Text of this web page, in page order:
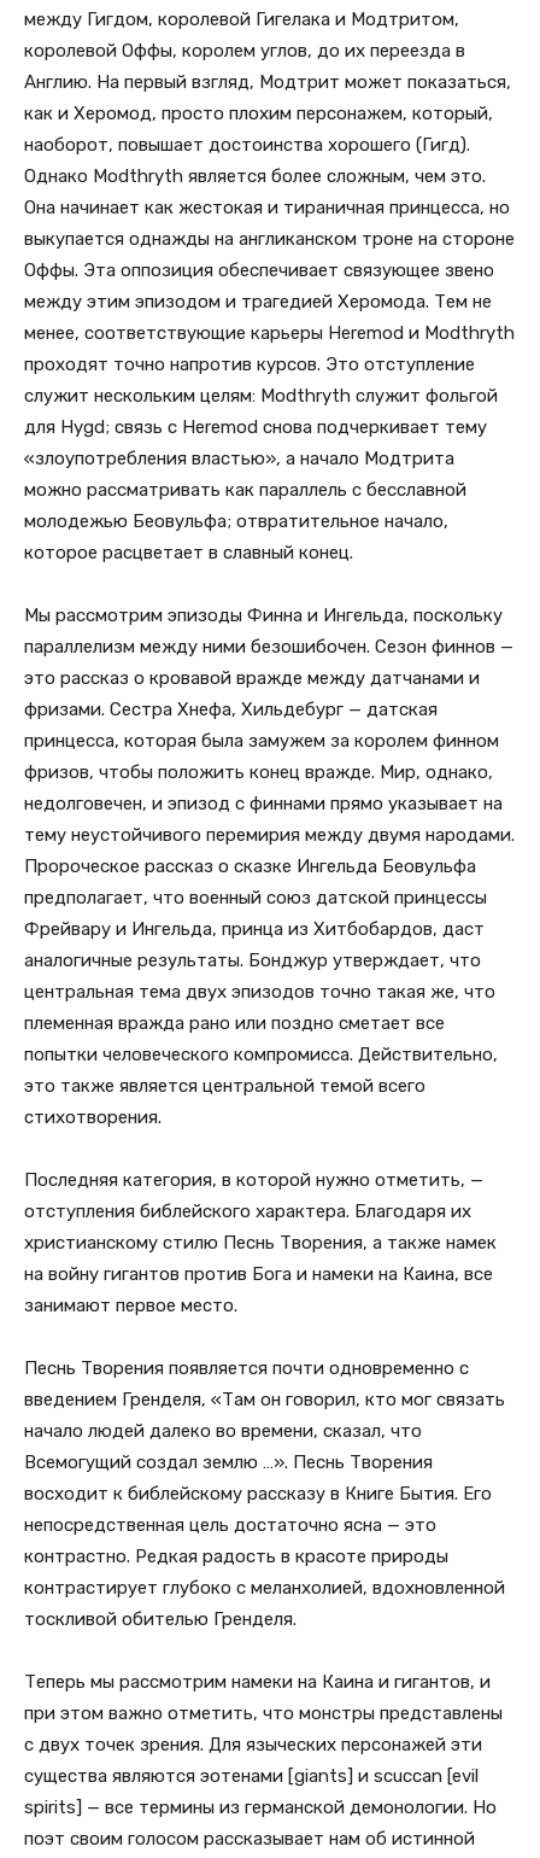
между Гигдом, королевой Гигелака и Модтритом,
королевой Оффы, королем углов, до их переезда в
Англию. На первый взгляд, Модтрит может показаться,
как и Херомод, просто плохим персонажем, который,
наоборот, повышает достоинства хорошего (Гигд).
Однако Modthryth является более сложным, чем это.
Она начинает как жестокая и тираничная принцесса, но
выкупается однажды на англиканском троне на стороне
Оффы. Эта оппозиция обеспечивает связующее звено
между этим эпизодом и трагедией Херомода. Тем не
менее, соответствующие карьеры Heremod и Modthryth
проходят точно напротив курсов. Это отступление
служит нескольким целям: Modthryth служит фольгой
для Hygd; связь с Heremod снова подчеркивает тему
«злоупотребления властью», а начало Модтрита
можно рассматривать как параллель с бесславной
молодежью Беовульфа; отвратительное начало,
которое расцветает в славный конец.
Мы рассмотрим эпизоды Финна и Ингельда, поскольку
параллелизм между ними безошибочен. Сезон финнов —
это рассказ о кровавой вражде между датчанами и
фризами. Сестра Хнефа, Хильдебург — датская
принцесса, которая была замужем за королем финном
фризов, чтобы положить конец вражде. Мир, однако,
недолговечен, и эпизод с финнами прямо указывает на
тему неустойчивого перемирия между двумя народами.
Пророческое рассказ о сказке Ингельда Беовульфа
предполагает, что военный союз датской принцессы
Фрейвару и Ингельда, принца из Хитбобардов, даст
аналогичные результаты. Бонджур утверждает, что
центральная тема двух эпизодов точно такая же, что
племенная вражда рано или поздно сметает все
попытки человеческого компромисса. Действительно,
это также является центральной темой всего
стихотворения.
Последняя категория, в которой нужно отметить, —
отступления библейского характера. Благодаря их
христианскому стилю Песнь Творения, а также намек
на войну гигантов против Бога и намеки на Каина, все
занимают первое место.
Песнь Творения появляется почти одновременно с
введением Гренделя, «Там он говорил, кто мог связать
начало людей далеко во времени, сказал, что
Всемогущий создал землю …». Песнь Творения
восходит к библейскому рассказу в Книге Бытия. Его
непосредственная цель достаточно ясна — это
контрастно. Редкая радость в красоте природы
контрастирует глубоко с меланхолией, вдохновленной
тоскливой обителью Гренделя.
Теперь мы рассмотрим намеки на Каина и гигантов, и
при этом важно отметить, что монстры представлены
с двух точек зрения. Для языческих персонажей эти
существа являются эотенами [giants] и scuccan [evil
spirits] — все термины из германской демонологии. Но
поэт своим голосом рассказывает нам об истинной